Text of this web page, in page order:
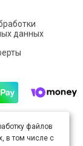
данных
Creative
4.0
файлов
в том числе с